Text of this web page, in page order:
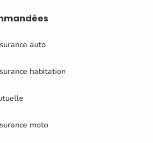
auto
habitation
moto